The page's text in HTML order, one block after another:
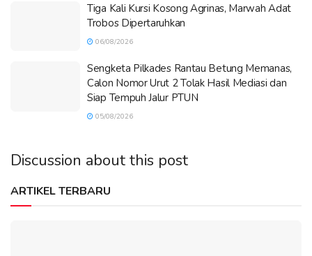
Tiga Kali Kursi Kosong Agrinas, Marwah Adat
Trobos Dipertaruhkan
06/08/2026
Sengketa Pilkades Rantau Betung Memanas,
Calon Nomor Urut 2 Tolak Hasil Mediasi dan
Siap Tempuh Jalur PTUN
05/08/2026
Discussion about this post
ARTIKEL TERBARU